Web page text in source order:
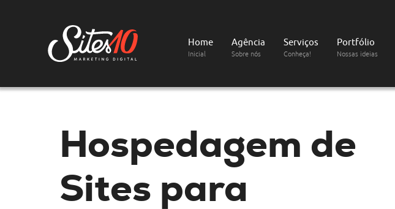
Home
Inicial
Agência
Sobre nós
Serviços
Conheça!
Portfólio
Nossas ideias
Hospedagem de
Sites para